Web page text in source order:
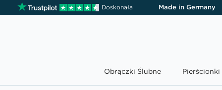
Doskonała Made in Germany
Obrączki Ślubne